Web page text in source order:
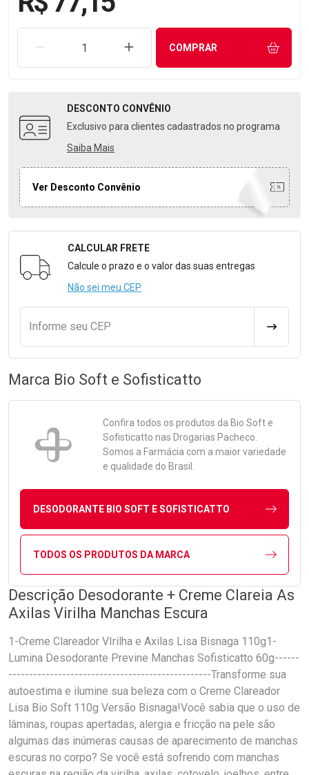
REMOVER UMA UNIDADEAUMENTAR UMA UNIDADE
COMPRAR
DESCONTO CONVÊNIO
Exclusivo para clientes cadastrados no programa
Saiba Mais
Ver Desconto Convênio
Formulário para Calcular o Frete
CALCULAR FRETE
Calcule o prazo e o valor das suas entregas
Não sei meu CEP
Informe seu CEP
Marca Bio Soft e Sofisticatto
Confira todos os produtos da Bio Soft e
Sofisticatto nas Drogarias Pacheco.
Somos a Farmácia com a maior variedade
e qualidade do Brasil.
DESODORANTE BIO SOFT E SOFISTICATTO
TODOS OS PRODUTOS DA MARCA
Descrição Desodorante + Creme Clareia As
Axilas Virilha Manchas Escura
1-Creme Clareador VIrilha e Axilas Lisa Bisnaga 110g1-
Lumina Desodorante Previne Manchas Sofisticatto 60g------
-------------------------------------------------Transforme sua
autoestima e ilumine sua beleza com o Creme Clareador
Lisa Bio Soft 110g Versão Bisnaga!Você sabia que o uso de
lâminas, roupas apertadas, alergia e fricção na pele são
algumas das inúmeras causas de aparecimento de manchas
escuras no corpo? Se você está sofrendo com manchas